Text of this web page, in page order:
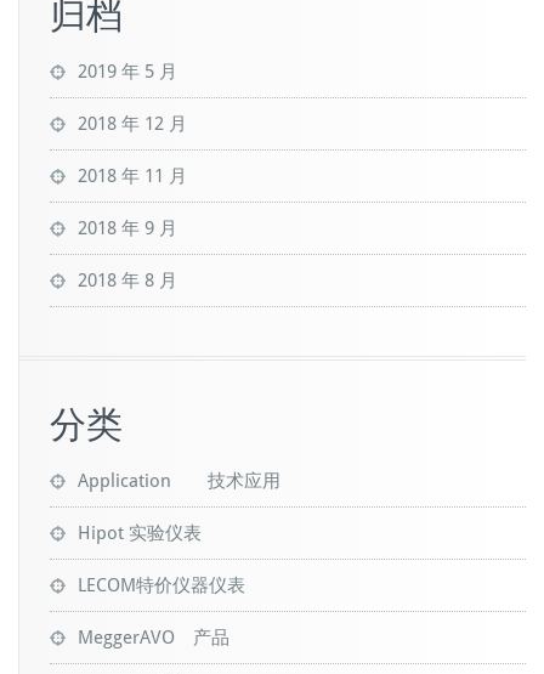
归档
2019 年 5 月
2018 年 12 月
2018 年 11 月
2018 年 9 月
2018 年 8 月
分类
Application 技术应用
Hipot 实验仪表
LECOM特价仪器仪表
MeggerAVO 产品